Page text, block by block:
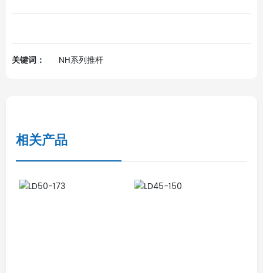
关键词： NH系列推杆
相关产品